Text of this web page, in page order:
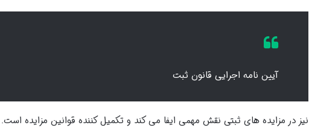
آیین نامه اجرایی قانون ثبت
نیز در مزایده های ثبتی نقش مهمی ایفا می کند و تکمیل کننده قوانین مزایده است.